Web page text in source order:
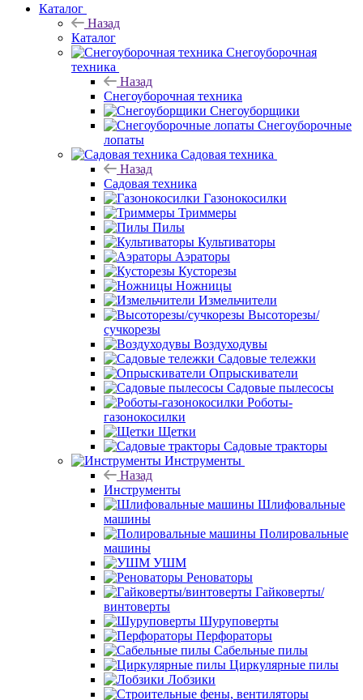
Каталог
Назад
Каталог
Снегоуборочная
техника
Назад
Снегоуборочная техника
Снегоуборщики
Снегоуборочные
лопаты
Садовая техника
Назад
Садовая техника
Газонокосилки
Триммеры
Пилы
Культиваторы
Аэраторы
Кусторезы
Ножницы
Измельчители
Высоторезы/
сучкорезы
Воздуходувы
Садовые тележки
Опрыскиватели
Садовые пылесосы
Роботы-
газонокосилки
Щетки
Садовые тракторы
Инструменты
Назад
Инструменты
Шлифовальные
машины
Полировальные
машины
УШМ
Реноваторы
Гайковерты/
винтоверты
Шуруповерты
Перфораторы
Сабельные пилы
Циркулярные пилы
Лобзики